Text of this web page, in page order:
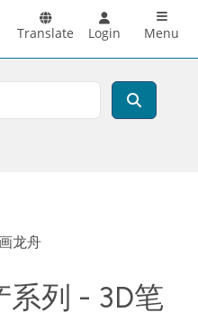
Translate Login Menu
龙舟
系列 - 3D笔